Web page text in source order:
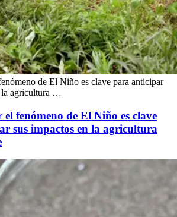
de El Niño es clave para anticipar
la agricultura …
fenómeno de El Niño es clave
sus impactos en la agricultura